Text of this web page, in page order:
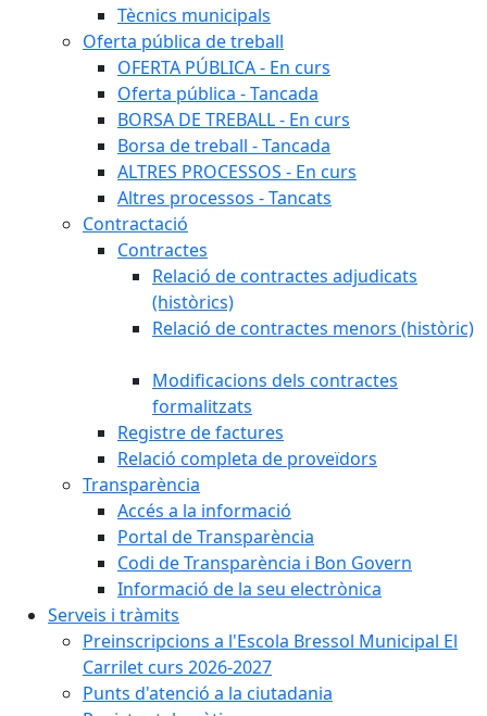
Tècnics municipals
Oferta pública de treball
OFERTA PÚBLICA - En curs
Oferta pública - Tancada
BORSA DE TREBALL - En curs
Borsa de treball - Tancada
ALTRES PROCESSOS - En curs
Altres processos - Tancats
Contractació
Contractes
Relació de contractes adjudicats
(històrics)
Relació de contractes menors (històric)
Modificacions dels contractes
formalitzats
Registre de factures
Relació completa de proveïdors
Transparència
Accés a la informació
Portal de Transparència
Codi de Transparència i Bon Govern
Informació de la seu electrònica
Serveis i tràmits
Preinscripcions a l'Escola Bressol Municipal El
Carrilet curs 2026-2027
Punts d'atenció a la ciutadania